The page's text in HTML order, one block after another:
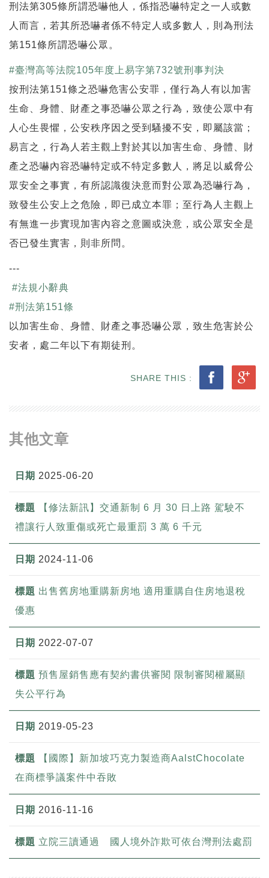
刑法第305條所謂恐嚇他人，係指恐嚇特定之一人或數
人而言，若其所恐嚇者係不特定人或多數人，則為刑法
第151條所謂恐嚇公眾。
#臺灣高等法院105年度上易字第732號刑事判決
按刑法第151條之恐嚇危害公安罪，僅行為人有以加害
生命、身體、財產之事恐嚇公眾之行為，致使公眾中有
人心生畏懼，公安秩序因之受到騷擾不安，即屬該當；
易言之，行為人若主觀上對於其以加害生命、身體、財
產之恐嚇內容恐嚇特定或不特定多數人，將足以威脅公
眾安全之事實，有所認識復決意而對公眾為恐嚇行為，
致發生公安上之危險，即已成立本罪；至行為人主觀上
有無進一步實現加害內容之意圖或決意，或公眾安全是
否已發生實害，則非所問。
---
#法規小辭典
#刑法第151條
以加害生命、身體、財產之事恐嚇公眾，致生危害於公
安者，處二年以下有期徒刑。
SHARE THIS :
其他文章
2025-06-20
【修法新訊】交通新制 6 月 30 日上路 駕駛不
禮讓行人致重傷或死亡最重罰 3 萬 6 千元
2024-11-06
出售舊房地重購新房地 適用重購自住房地退稅
優惠
2022-07-07
預售屋銷售應有契約書供審閱 限制審閱權屬顯
失公平行為
2019-05-23
【國際】新加坡巧克力製造商AalstChocolate
在商標爭議案件中吞敗
2016-11-16
立院三讀通過 國人境外詐欺可依台灣刑法處罰